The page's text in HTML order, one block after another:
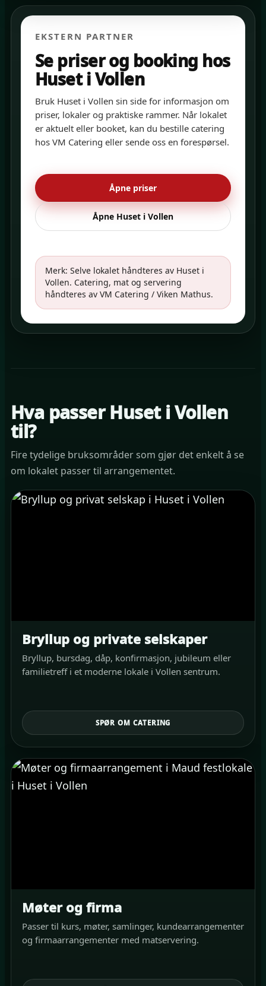
EKSTERN PARTNER
Se priser og booking hos
Huset i Vollen
Bruk Huset i Vollen sin side for informasjon om
priser, lokaler og praktiske rammer. Når lokalet
er aktuelt eller booket, kan du bestille catering
hos VM Catering eller sende oss en forespørsel.
Åpne priser
Åpne Huset i Vollen
Merk: Selve lokalet håndteres av Huset i
Vollen. Catering, mat og servering
håndteres av VM Catering / Viken Mathus.
Hva passer Huset i Vollen
til?
Fire tydelige bruksområder som gjør det enkelt å se
om lokalet passer til arrangementet.
Bryllup og private selskaper
Bryllup, bursdag, dåp, konfirmasjon, jubileum eller
familietreff i et moderne lokale i Vollen sentrum.
SPØR OM CATERING
Møter og firma
Passer til kurs, møter, samlinger, kundearrangementer
og firmaarrangementer med matservering.